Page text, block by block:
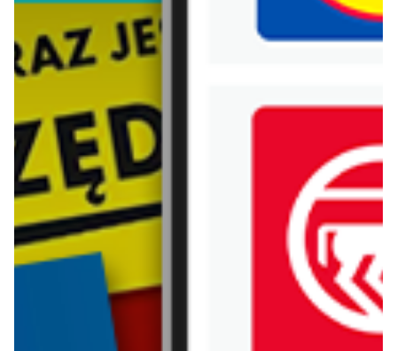
Empik
aktualna
taniaksiazka.pl
Wyprawka szkolna w super cenach!
WIĘCEJ GAZETEK EMPIK